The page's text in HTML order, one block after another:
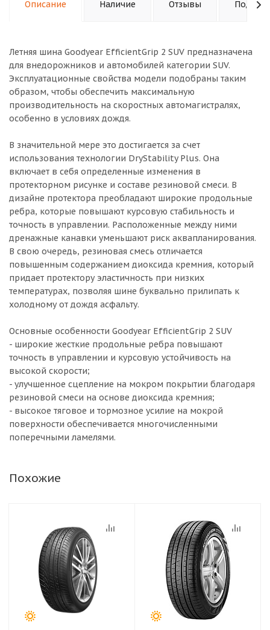
Описание Наличие Отзывы
Летняя шина Goodyear EfficientGrip 2 SUV предназначена
для внедорожников и автомобилей категории SUV.
Эксплуатационные свойства модели подобраны таким
образом, чтобы обеспечить максимальную
производительность на скоростных автомагистралях,
особенно в условиях дождя.
В значительной мере это достигается за счет
использования технологии DryStability Plus. Она
включает в себя определенные изменения в
протекторном рисунке и составе резиновой смеси. В
дизайне протектора преобладают широкие продольные
ребра, которые повышают курсовую стабильность и
точность в управлении. Расположенные между ними
дренажные канавки уменьшают риск аквапланирования.
В свою очередь, резиновая смесь отличается
повышенным содержанием диоксида кремния, который
придает протектору эластичность при низких
температурах, позволяя шине буквально прилипать к
холодному от дождя асфальту.
Основные особенности Goodyear EfficientGrip 2 SUV
- широкие жесткие продольные ребра повышают
точность в управлении и курсовую устойчивость на
высокой скорости;
- улучшенное сцепление на мокром покрытии благодаря
резиновой смеси на основе диоксида кремния;
- высокое тяговое и тормозное усилие на мокрой
поверхности обеспечивается многочисленными
поперечными ламелями.
Похожие